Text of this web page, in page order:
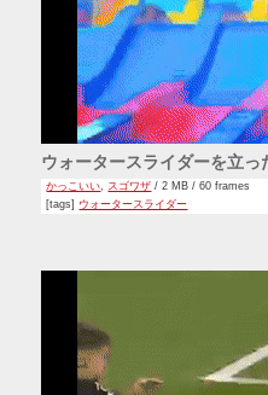
ウォータースライダーを立っ
かっこいい, スゴワザ / 2 MB / 60 frames
[tags] ウォータースライダー